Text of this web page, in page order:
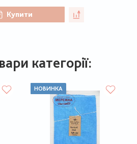
Купити
категорії:
НОВИНКА